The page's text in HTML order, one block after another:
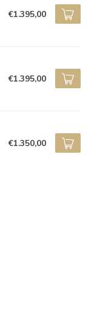
€1.395,00
€1.395,00
€1.350,00